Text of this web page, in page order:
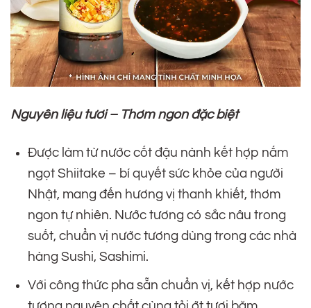
Nguyên liệu tươi – Thơm ngon đặc biệt
Được làm từ nước cốt đậu nành kết hợp nấm
ngọt Shiitake – bí quyết sức khỏe của người
Nhật, mang đến hương vị thanh khiết, thơm
ngon tự nhiên. Nước tương có sắc nâu trong
suốt, chuẩn vị nước tương dùng trong các nhà
hàng Sushi, Sashimi.
Với công thức pha sẵn chuẩn vị, kết hợp nước